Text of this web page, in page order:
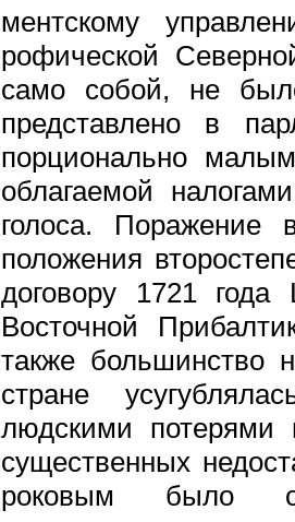
ментскому
рофической
само собой, не
представлено в
порционально
облагаемой
голоса.
положения
договору 1721
Восточной
также большинство
стране
людскими
существенных
роковым было